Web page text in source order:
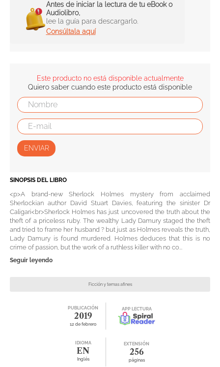
Antes de iniciar la lectura de tu eBook o
Audiolibro,
lee la guía para descargarlo.
Consúltala aquí
Este producto no está disponible actualmente
Quiero saber cuando este producto está disponible
ENVIAR
SINOPSIS DEL LIBRO
<p>A brand-new Sherlock Holmes mystery from acclaimed
Sherlockian author David Stuart Davies, featuring the sinister Dr
Caligari<br>Sherlock Holmes has just uncovered the truth about the
theft of a priceless ruby. The wealthy Lady Damury staged the theft
and tried to frame her husband ? but just as Holmes reveals the truth,
Lady Damury is found murdered. Holmes deduces that this is no
crime of passion, but the work of a ruthless killer with no co...
Seguir leyendo
Ficción y temas afines
PUBLICACIÓN
2019
12 de febrero
APP LECTURA
IDIOMA
EN
Inglés
EXTENSIÓN
256
páginas